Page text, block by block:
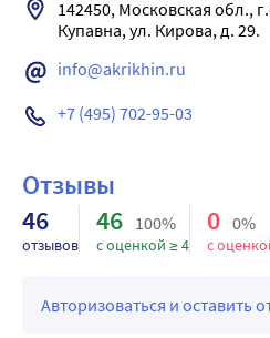
142450, Московская обл.,
Купавна, ул. Кирова, д. 29.
info@akrikhin.ru
+7 (495) 702-95-03
Отзывы
46
отзывов
46 100%
с оценкой ≥ 4
0 0%
с
Авторизоваться и оставить